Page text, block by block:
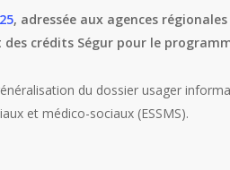
, adressée aux agences
crédits Ségur pour le
du dossier usager
et médico-sociaux (ESSMS).